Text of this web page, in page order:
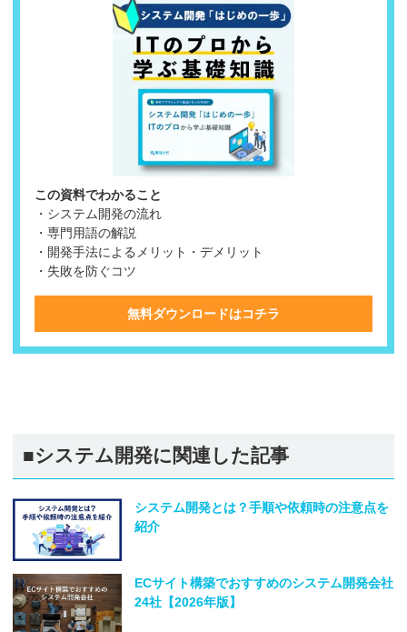
この資料でわかること
・システム開発の流れ
・専門用語の解説
・開発手法によるメリット・デメリット
・失敗を防ぐコツ
無料ダウンロードはコチラ
■システム開発に関連した記事
システム開発とは？手順や依頼時の注意点を
紹介
ECサイト構築でおすすめのシステム開発会社
24社【2026年版】